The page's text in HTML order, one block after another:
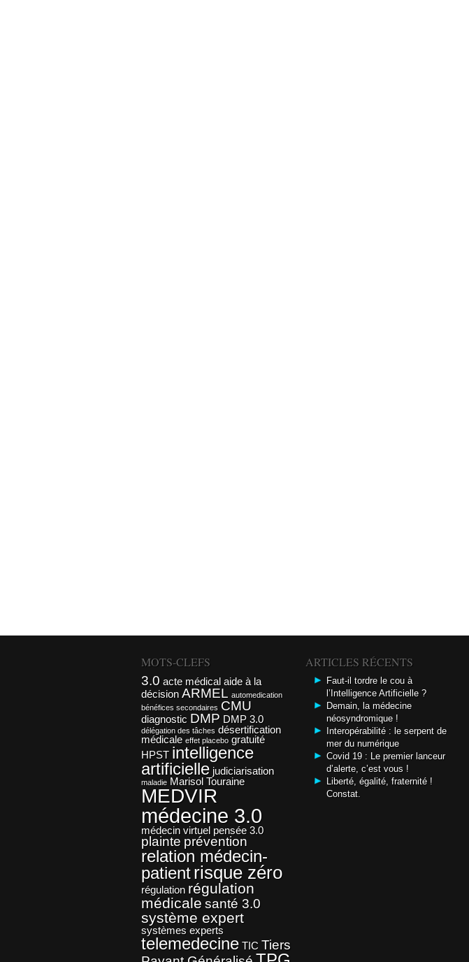
MOTS-CLEFS
3.0 acte médical aide à la
décision ARMEL automedication
bénéfices secondaires CMU
diagnostic DMP DMP 3.0
délégation des tâches désertification
médicale effet placebo gratuité
HPST intelligence
artificielle judiciarisation
maladie Marisol Touraine
MEDVIR
médecine 3.0
médecin virtuel pensée 3.0
plainte prévention
relation médecin-
patientrisque zéro
régulation régulation
médicale santé 3.0
système expert
systèmes experts
telemedecine TIC Tiers
ARTICLES RÉCENTS
Faut-il tordre le cou à
l’Intelligence Artificielle ?
Demain, la médecine
néosyndromique !
Interopérabilité : le serpent de
mer du numérique
Covid 19 : Le premier lanceur
d’alerte, c’est vous !
Liberté, égalité, fraternité !
Constat.